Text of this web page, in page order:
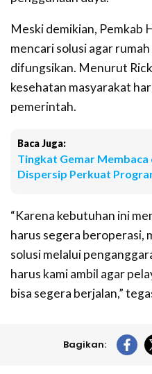
Meski demikian, Pemkab
mencari solusi agar
difungsikan. Menurut
kesehatan masyarakat
pemerintah.
Baca Juga:
Tingkat Gemar Membaca
Dispersip Perkuat
“Karena kebutuhan ini
harus segera beroperasi,
solusi melalui
harus kami ambil agar
bisa segera berjalan,”
Bagikan: